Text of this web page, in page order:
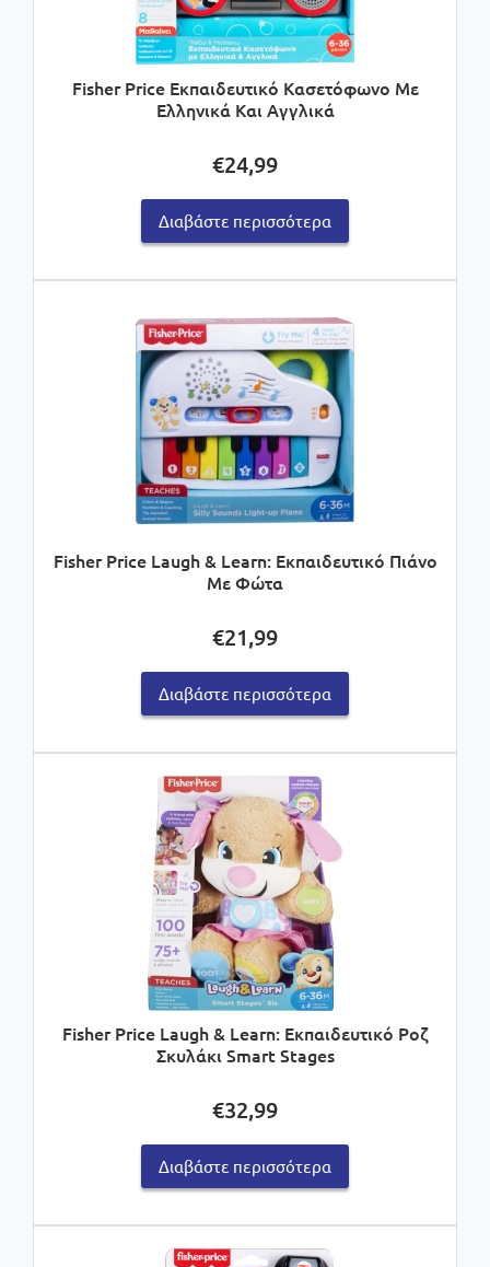
Fisher Price Εκπαιδευτικό Κασετόφωνο Με
Ελληνικά Και Αγγλικά
€24,99
Διαβάστε περισσότερα
Fisher Price Laugh & Learn: Εκπαιδευτικό Πιάνο
Με Φώτα
€21,99
Διαβάστε περισσότερα
Fisher Price Laugh & Learn: Εκπαιδευτικό Ροζ
Σκυλάκι Smart Stages
€32,99
Διαβάστε περισσότερα